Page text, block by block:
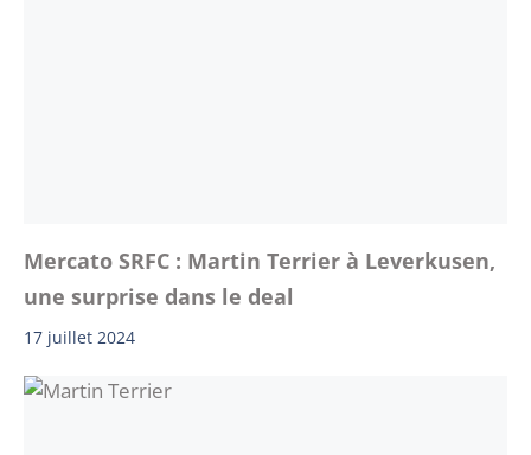
Mercato SRFC : Martin Terrier à Leverkusen,
une surprise dans le deal
17 juillet 2024